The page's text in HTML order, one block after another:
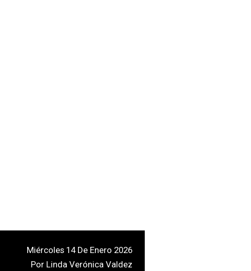
Miércoles 14 De Enero 2026
Por Linda Verónica Valdez